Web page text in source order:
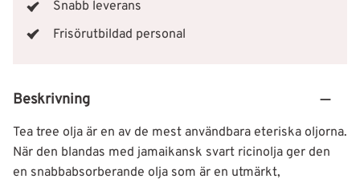
Beskrivning
Tea tree olja är en av de mest användbara eteriska oljorna.
När den blandas med jamaikansk svart ricinolja ger den
en snabbabsorberande olja som är en utmärkt,
Snabb leverans
Frisörutbildad personal